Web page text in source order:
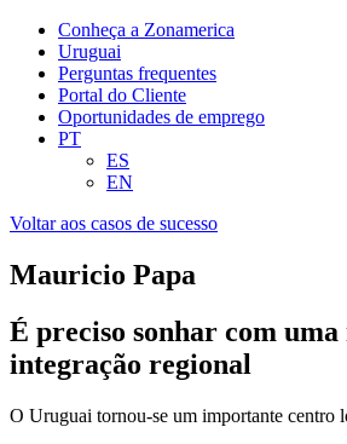
Conheça a Zonamerica
Uruguai
Perguntas frequentes
Portal do Cliente
Oportunidades de emprego
PT
ES
EN
Voltar aos casos de sucesso
Mauricio Papa
É preciso sonhar com
integração regional
O Uruguai tornou-se um importante centro